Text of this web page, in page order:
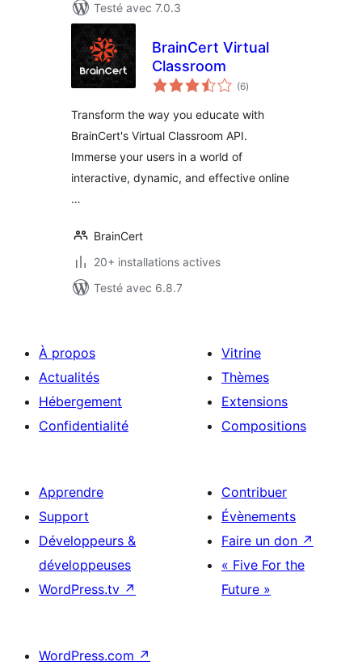
Testé avec 7.0.3
BrainCert Virtual
Classroom
(6notes
en
)
Transform the way you educate with
BrainCert's Virtual Classroom API.
Immerse your users in a world of
interactive, dynamic, and effective online
…
BrainCert
20+ installations actives
Testé avec 6.8.7
À propos
Actualités
Hébergement
Confidentialité
Vitrine
Thèmes
Extensions
Compositions
Apprendre
Support
Développeurs &
développeuses
WordPress.tv ↗
Contribuer
Évènements
Faire un don ↗
« Five For the
Future »
WordPress.com ↗